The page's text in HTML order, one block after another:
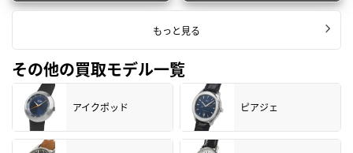
もっと見る
その他の買取モデル一覧
アイクポッド ピアジェ